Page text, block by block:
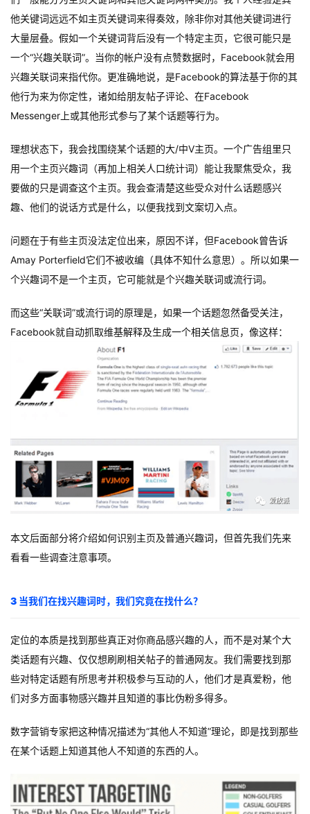
他关键词远远不如主页关键词来得奏效，除非你对其他关键词进行
大量层叠。假如一个关键词背后没有一个特定主页，它很可能只是
一个“兴趣关联词”。当你的帐户没有点赞数据时，Facebook就会用
兴趣关联词来指代你。更准确地说，是Facebook的算法基于你的其
他行为来为你定性，诸如给朋友帖子评论、在Facebook
Messenger上或其他形式参与了某个话题等行为。
理想状态下，我会找围绕某个话题的大/中V主页。一个广告组里只
用一个主页兴趣词（再加上相关人口统计词）能让我聚焦受众，我
要做的只是调查这个主页。我会查清楚这些受众对什么话题感兴
趣、他们的说话方式是什么，以便我找到文案切入点。
问题在于有些主页没法定位出来，原因不详，但Facebook曾告诉
Amay Porterfield它们不被收编（具体不知什么意思）。所以如果一
个兴趣词不是一个主页，它可能就是个兴趣关联词或流行词。
而这些“关联词”或流行词的原理是，如果一个话题忽然备受关注，
Facebook就自动抓取维基解释及生成一个相关信息页，像这样：
本文后面部分将介绍如何识别主页及普通兴趣词，但首先我们先来
看看一些调查注意事项。
3 当我们在找兴趣词时，我们究竟在找什么？
定位的本质是找到那些真正对你商品感兴趣的人，而不是对某个大
类话题有兴趣、仅仅想刷刷相关帖子的普通网友。我们需要找到那
些对特定话题有所思考并积极参与互动的人，他们才是真爱粉，他
们对多方面事物感兴趣并且知道的事比伪粉多得多。
数字营销专家把这种情况描述为“其他人不知道”理论，即是找到那些
在某个话题上知道其他人不知道的东西的人。